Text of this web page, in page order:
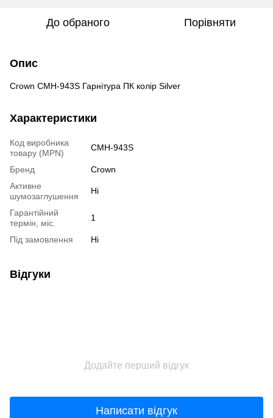
До обраного Порівняти
Опис
Crown CMH-943S Гарнітура ПК колір Silver
Характеристики
Код виробника
товару (MPN)
CMH-943S
Бренд
Crown
Активне
шумозаглушення
Ні
Гарантійний
термін, міс.
1
Під замовлення Ні
Відгуки
Додайте перший відгук
Написати відгук